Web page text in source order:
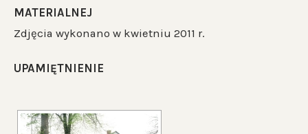
MATERIALNEJ
Zdjęcia wykonano w kwietniu 2011 r.
UPAMIĘTNIENIE